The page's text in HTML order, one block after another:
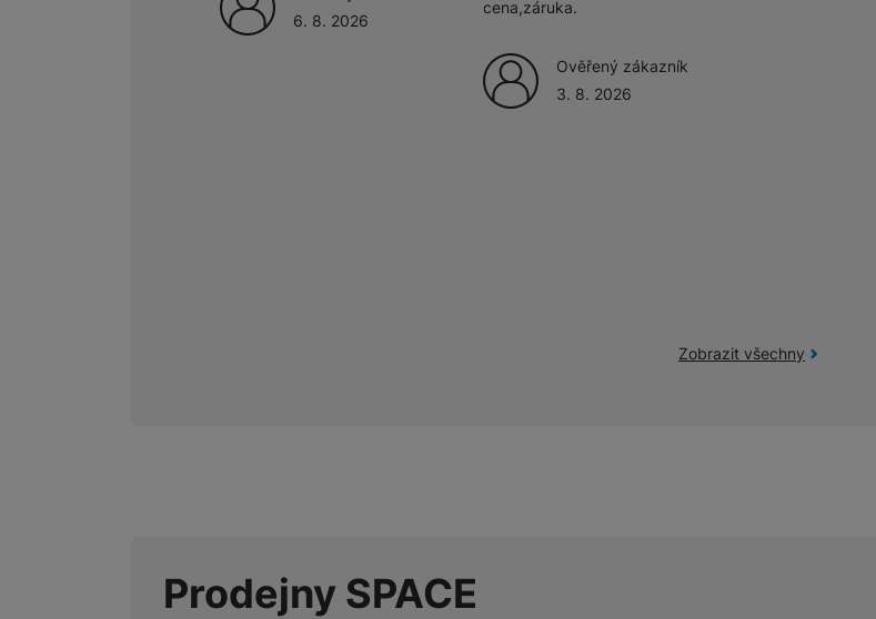
Marketingové cookies používáme my nebo naši partneři, abychom vám
na našich stránkách, tak na stránkách třetích stran.
6. 8. 2026
cena,záruka.
Ověřený zákazník
3. 8. 2026
Zobrazit všechny
Prodejny SPACE